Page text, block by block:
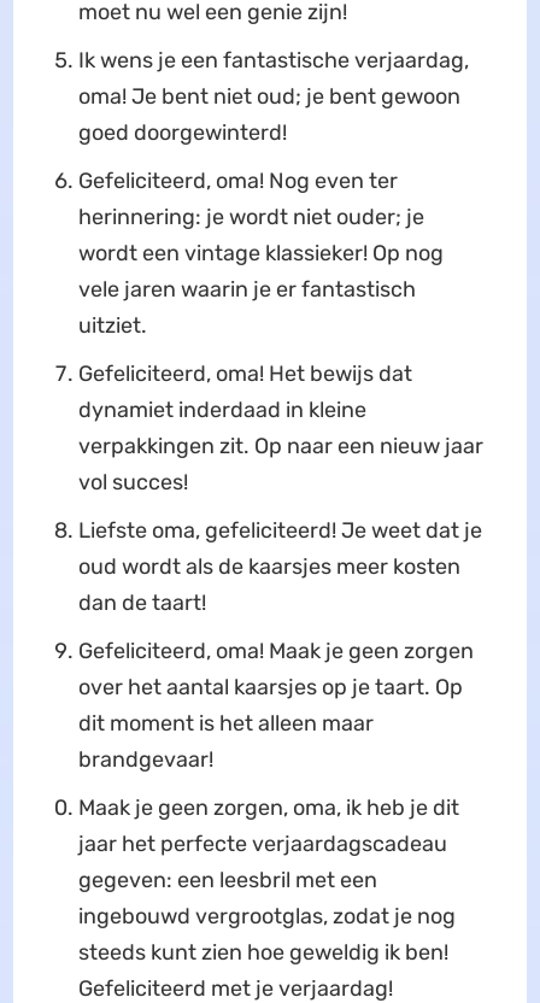
moet nu wel een genie zijn!
Ik wens je een fantastische verjaardag,
oma! Je bent niet oud; je bent gewoon
goed doorgewinterd!
Gefeliciteerd, oma! Nog even ter
herinnering: je wordt niet ouder; je
wordt een vintage klassieker! Op nog
vele jaren waarin je er fantastisch
uitziet.
Gefeliciteerd, oma! Het bewijs dat
dynamiet inderdaad in kleine
verpakkingen zit. Op naar een nieuw jaar
vol succes!
Liefste oma, gefeliciteerd! Je weet dat je
oud wordt als de kaarsjes meer kosten
dan de taart!
Gefeliciteerd, oma! Maak je geen zorgen
over het aantal kaarsjes op je taart. Op
dit moment is het alleen maar
brandgevaar!
Maak je geen zorgen, oma, ik heb je dit
jaar het perfecte verjaardagscadeau
gegeven: een leesbril met een
ingebouwd vergrootglas, zodat je nog
steeds kunt zien hoe geweldig ik ben!
Gefeliciteerd met je verjaardag!